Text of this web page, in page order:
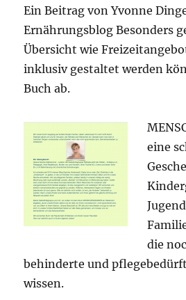
Ein Beitrag von Yvonne
Ernährungsblog Besonders
Übersicht wie
inklusiv gestaltet werden
Buch ab.
eine
die
behinderte und
wissen.